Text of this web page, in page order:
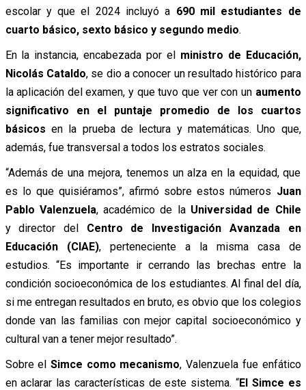
escolar y que el 2024 incluyó a 690 mil estudiantes de
cuarto básico, sexto básico y segundo medio.
En la instancia, encabezada por el ministro de Educación,
Nicolás Cataldo, se dio a conocer un resultado histórico para
la aplicación del examen, y que tuvo que ver con un aumento
significativo en el puntaje promedio de los cuartos
básicos en la prueba de lectura y matemáticas. Uno que,
además, fue transversal a todos los estratos sociales.
“Además de una mejora, tenemos un alza en la equidad, que
es lo que quisiéramos”, afirmó sobre estos números Juan
Pablo Valenzuela, académico de la Universidad de Chile
y director del Centro de Investigación Avanzada en
Educación (CIAE), perteneciente a la misma casa de
estudios. “Es importante ir cerrando las brechas entre la
condición socioeconómica de los estudiantes. Al final del día,
si me entregan resultados en bruto, es obvio que los colegios
donde van las familias con mejor capital socioeconómico y
cultural van a tener mejor resultado”.
Sobre el Simce como mecanismo, Valenzuela fue enfático
en aclarar las características de este sistema. “El Simce es